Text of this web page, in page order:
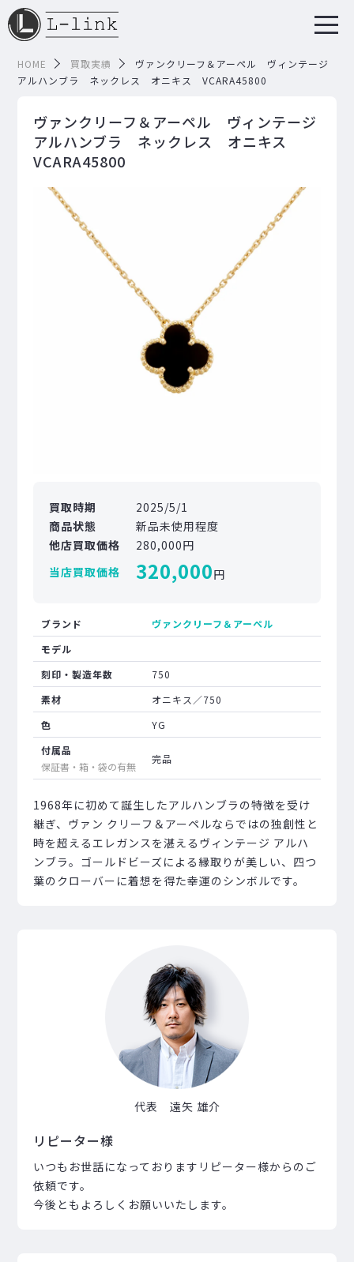
HOME 買取実績
ヴァンクリーフ＆アーペル ヴィンテージ
アルハンブラ ネックレス オニキス VCARA45800
ヴァンクリーフ＆アーペル ヴィンテージ
アルハンブラ ネックレス オニキス
VCARA45800
買取時期
2025/5/1
商品状態
新品未使用程度
他店買取価格
280,000円
当店買取価格
320,000円
ブランド
ヴァンクリーフ＆アーペル
モデル
刻印・製造年数
750
素材
オニキス／750
色
YG
付属品
保証書・箱・袋の有無
完品
1968年に初めて誕生したアルハンブラの特徴を受け
継ぎ、ヴァン クリーフ＆アーペルならではの独創性と
時を超えるエレガンスを湛えるヴィンテージ アルハ
ンブラ。ゴールドビーズによる縁取りが美しい、四つ
葉のクローバーに着想を得た幸運のシンボルです。
代表 遠矢 雄介
リピーター様
いつもお世話になっておりますリピーター様からのご
依頼です。
今後ともよろしくお願いいたします。